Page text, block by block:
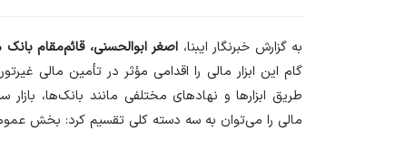
به گزارش خبرنگار ایبنا، اصغر ابوالحسنی، قائم‌مقام بانک
گام این ابزار مالی را اقدامی مؤثر در تأمین مالی
طریق ابزار‌ها و نهاد‌های مختلفی مانند بانک‌ها،
مالی را می‌توان به سه دسته کلی تقسیم کرد: بخش